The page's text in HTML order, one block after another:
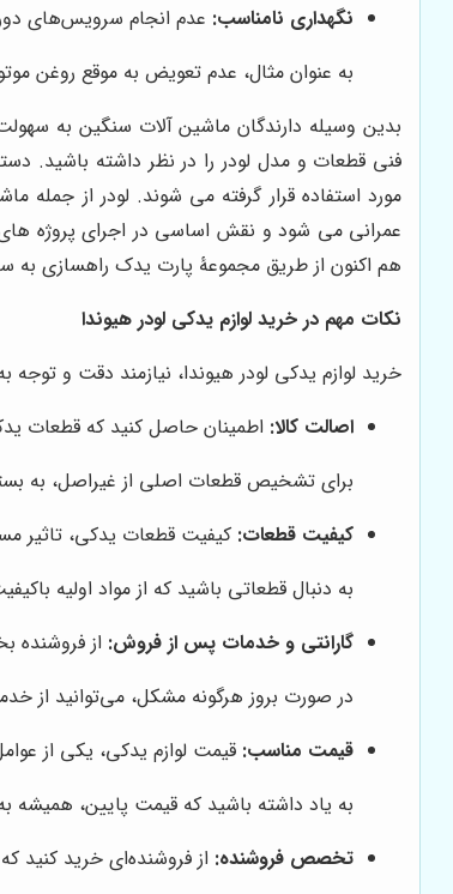
نگهداری نامناسب: عدم انجام سرویس‌های
به عنوان مثال، عدم تعویض به موقع روغن
بدین وسیله دارندگان ماشین آلات سنگین به
فنی قطعات و مدل لودر را در نظر داشته باشید.
مورد استفاده قرار گرفته می شوند. لودر از
عمرانی می شود و نقش اساسی در اجرای پروژه های
هم اکنون از طریق مجموعۀ پارت یدک راهسازی به
نکات مهم در خرید لوازم یدکی لودر هیوندا
خرید لوازم یدکی لودر هیوندا، نیازمند دقت و توجه
اصالت کالا: اطمینان حاصل کنید که قطعات
برای تشخیص قطعات اصلی از غیراصل، به
کیفیت قطعات: کیفیت قطعات یدکی، تاثیر
به دنبال قطعاتی باشید که از مواد اولیه
گارانتی و خدمات پس از فروش: از فروشنده
در صورت بروز هرگونه مشکل، می‌توانید از
قیمت مناسب: قیمت لوازم یدکی، یکی از
به یاد داشته باشید که قیمت پایین،
تخصص فروشنده: از فروشنده‌ای خرید کنید